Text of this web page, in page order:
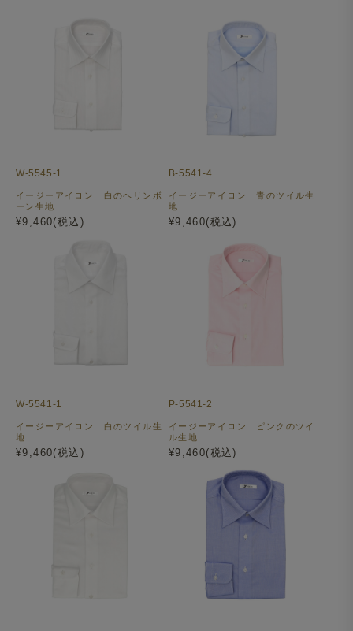
W-5545-1
イージーアイロン 白のヘリンボ
ーン生地
¥9,460(税込)
B-5541-4
イージーアイロン 青のツイル生
地
¥9,460(税込)
W-5541-1
イージーアイロン 白のツイル生
地
¥9,460(税込)
P-5541-2
イージーアイロン ピンクのツイ
ル生地
¥9,460(税込)